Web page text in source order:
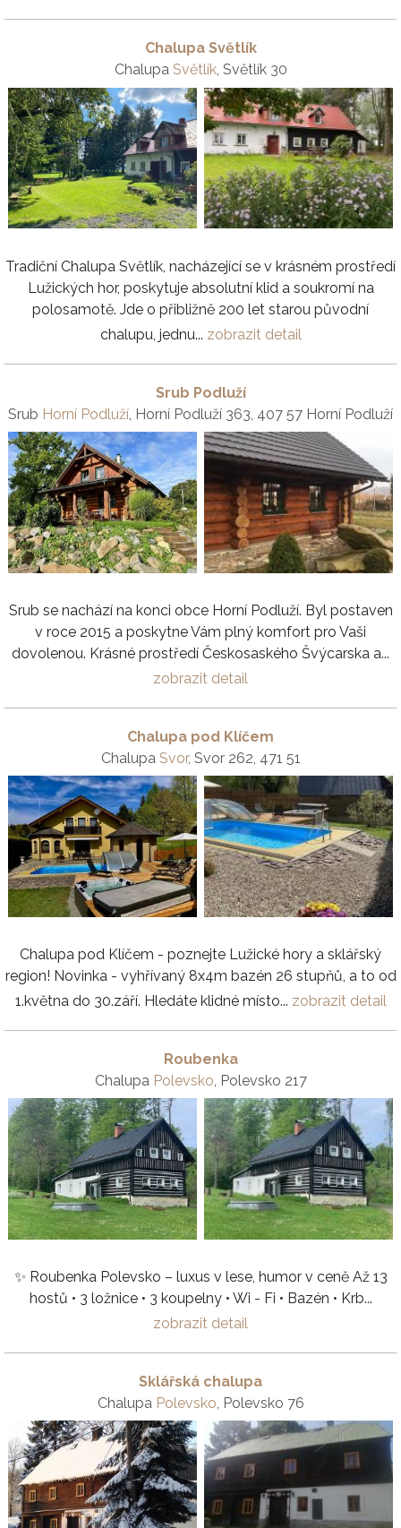
Chalupa Světlík
Chalupa Světlík, Světlík 30
Tradiční Chalupa Světlík, nacházející se v krásném prostředí
Lužických hor, poskytuje absolutní klid a soukromí na
polosamotě. Jde o přibližně 200 let starou původní
chalupu, jednu... zobrazit detail
Srub Podluží
Srub Horní Podluží , Horní Podluží 363, 407 57 Horní Podluží
Srub se nachází na konci obce Horní Podluží. Byl postaven
v roce 2015 a poskytne Vám plný komfort pro Vaši
dovolenou. Krásné prostředí Českosaského Švýcarska a...
zobrazit detail
Chalupa pod Klíčem
Chalupa Svor, Svor 262, 471 51
Chalupa pod Klíčem - poznejte Lužické hory a sklářský
region! Novinka - vyhřívaný 8x4m bazén 26 stupňů, a to od
1.května do 30.září. Hledáte klidné místo... zobrazit detail
Roubenka
Chalupa Polevsko, Polevsko 217
✨ Roubenka Polevsko – luxus v lese, humor v ceně Až 13
hostů • 3 ložnice • 3 koupelny • Wi - Fi • Bazén • Krb...
zobrazit detail
Sklářská chalupa
Chalupa Polevsko, Polevsko 76